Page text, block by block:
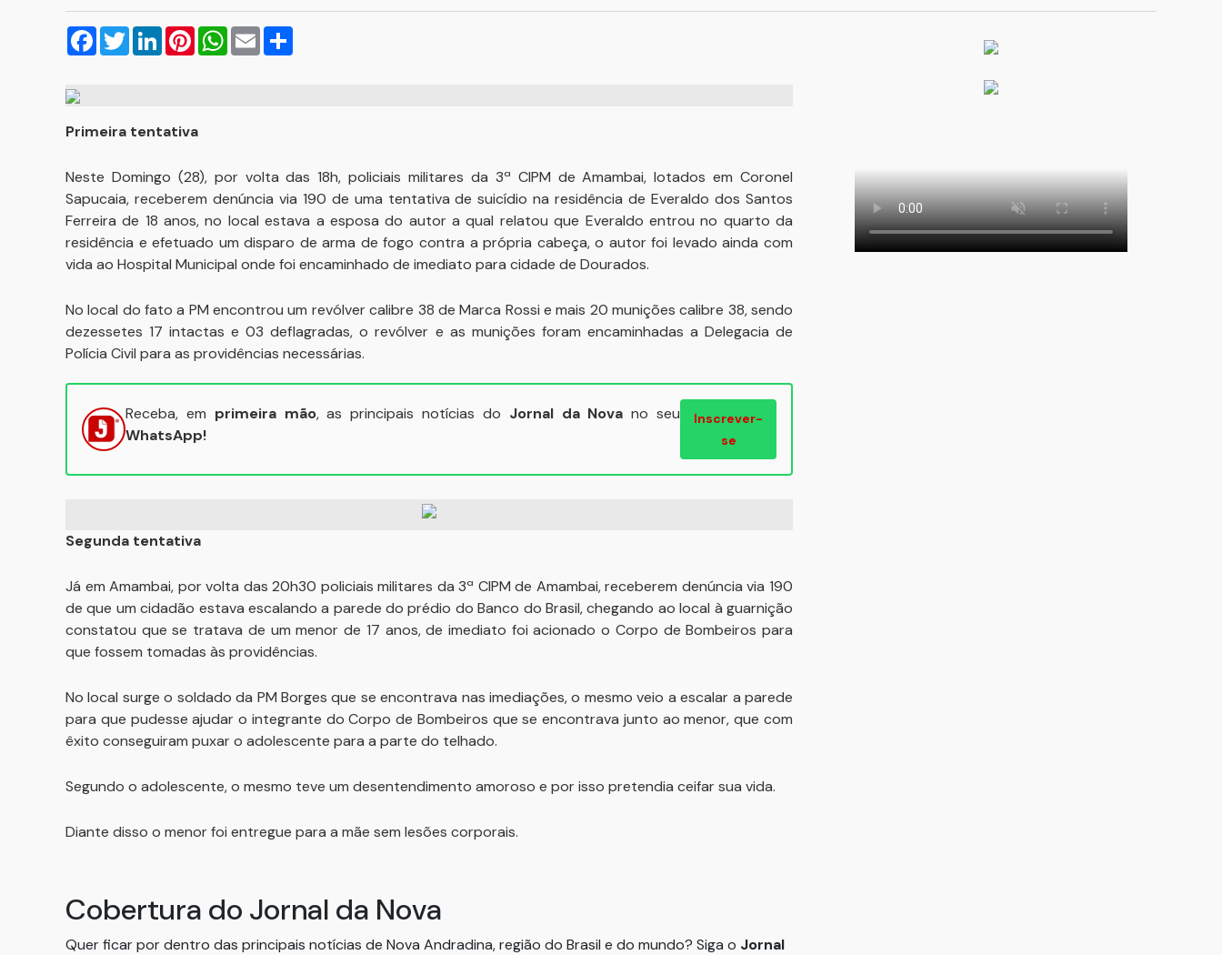
Facebook
TwitterLinkedInPinterestWhatsApp
Email
Primeira tentativa
Neste Domingo (28), por volta das 18h, policiais militares da 3ª CIPM de Amambai, lotados em Coronel
Sapucaia, receberem denúncia via 190 de uma tentativa de suicídio na residência de Everaldo dos Santos
Ferreira de 18 anos, no local estava a esposa do autor a qual relatou que Everaldo entrou no quarto da
residência e efetuado um disparo de arma de fogo contra a própria cabeça, o autor foi levado ainda com
vida ao Hospital Municipal onde foi encaminhado de imediato para cidade de Dourados.
No local do fato a PM encontrou um revólver calibre 38 de Marca Rossi e mais 20 munições calibre 38, sendo
dezessetes 17 intactas e 03 deflagradas, o revólver e as munições foram encaminhadas a Delegacia de
Polícia Civil para as providências necessárias.
Receba, em primeira mão, as principais notícias do Jornal da Nova no seu
WhatsApp!
Inscrever-
se
Segunda tentativa
Já em Amambai, por volta das 20h30 policiais militares da 3ª CIPM de Amambai, receberem denúncia via 190
de que um cidadão estava escalando a parede do prédio do Banco do Brasil, chegando ao local à guarnição
constatou que se tratava de um menor de 17 anos, de imediato foi acionado o Corpo de Bombeiros para
que fossem tomadas às providências.
No local surge o soldado da PM Borges que se encontrava nas imediações, o mesmo veio a escalar a parede
para que pudesse ajudar o integrante do Corpo de Bombeiros que se encontrava junto ao menor, que com
êxito conseguiram puxar o adolescente para a parte do telhado.
Segundo o adolescente, o mesmo teve um desentendimento amoroso e por isso pretendia ceifar sua vida.
Diante disso o menor foi entregue para a mãe sem lesões corporais.
Cobertura do Jornal da Nova
Quer ficar por dentro das principais notícias de Nova Andradina, região do Brasil e do mundo? Siga o Jornal